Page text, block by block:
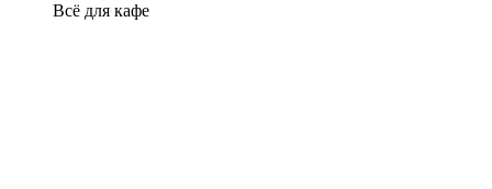
Всё для кафе